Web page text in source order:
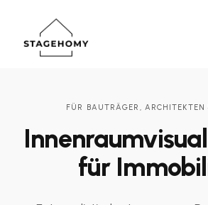
FÜR BAUTRÄGER, ARCHITEKTEN
für